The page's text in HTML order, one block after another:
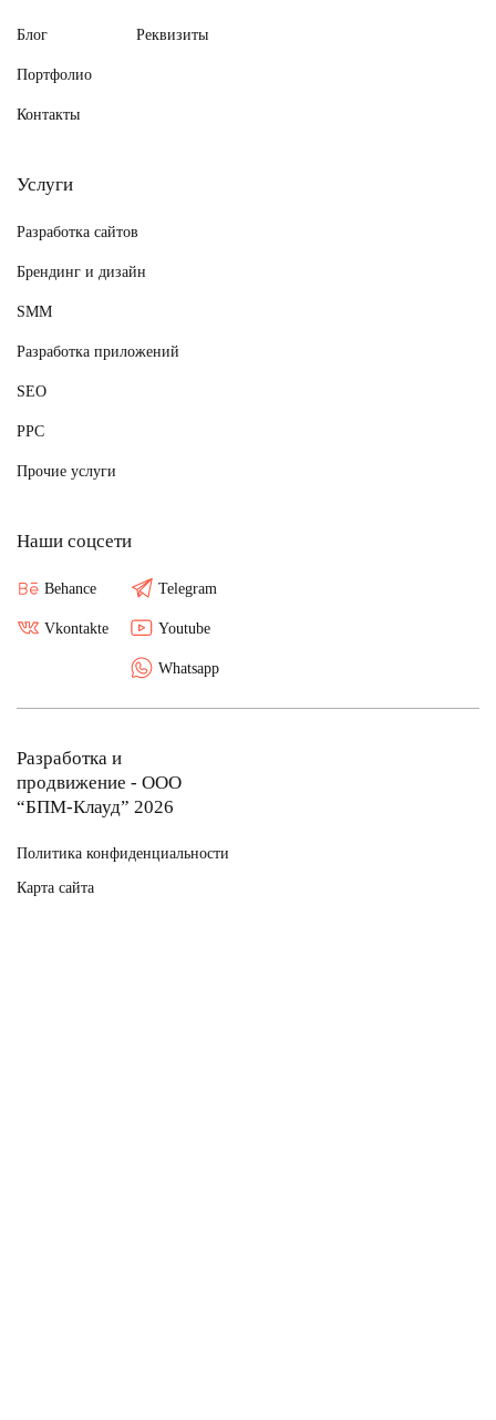
Наши соцсети
Behance
Vkontakte
Telegram
Youtube
Whatsapp
Блог
Портфолио
Контакты
Реквизиты
Услуги
Разработка сайтов
Брендинг и дизайн
SMM
Разработка приложений
SEO
PPC
Прочие услуги
Разработка и
продвижение - ООО
“БПМ-Клауд” 2026
Карта сайта
Политика конфиденциальности